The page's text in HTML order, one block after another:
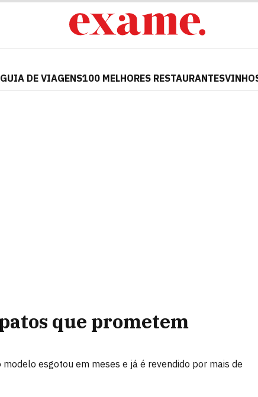
GUIA DE VIAGENS100 MELHORES RESTAURANTES
que prometem
esgotou em meses e já é revendido por mais de